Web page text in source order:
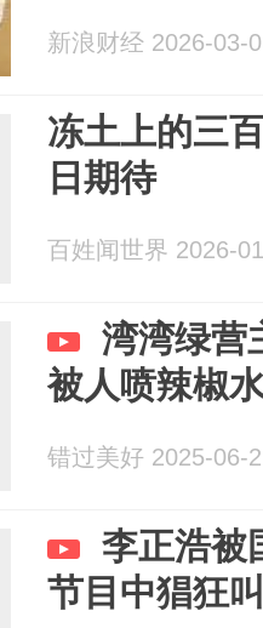
新浪财经 2026-03-
冻土上的三
日期待
百姓闻世界 2026-
湾湾绿营
被人喷辣椒
错过美好 2025-06-
李正浩被
节目中猖狂